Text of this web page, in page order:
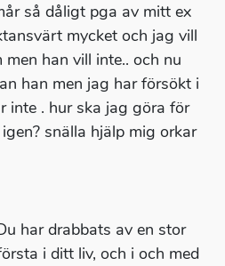
så dåligt pga av mitt ex
mycket och jag vill
han vill inte.. och nu
han men jag har försökt i
inte . hur ska jag göra för
snälla hjälp mig orkar
har drabbats av en stor
i ditt liv, och i och med